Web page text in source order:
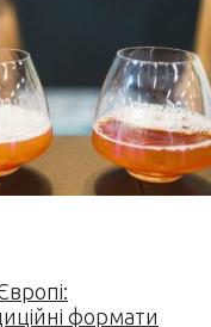
формати